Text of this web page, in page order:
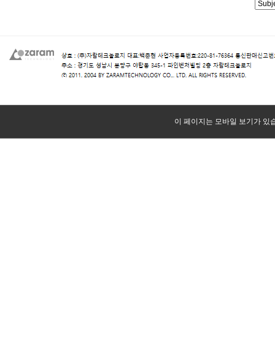
이 페이지는 모바일 보기가 있